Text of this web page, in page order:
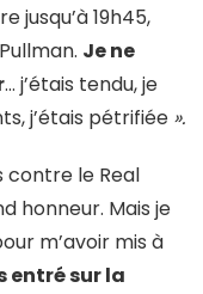
jusqu’à 19h45,
Je ne
… j’étais tendu, je
j’étais pétrifiée ».
contre le Real
honneur. Mais je
m’avoir mis à
entré sur la